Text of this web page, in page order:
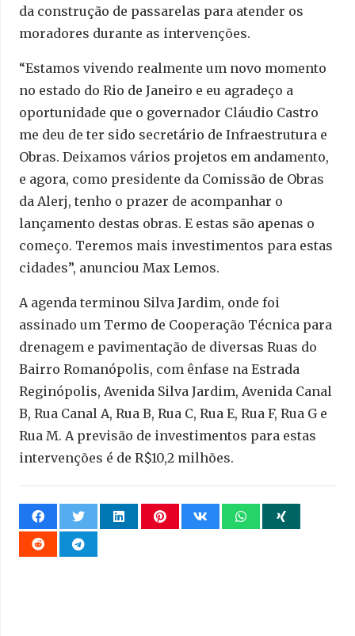
da construção de passarelas para atender os
moradores durante as intervenções.
“Estamos vivendo realmente um novo momento
no estado do Rio de Janeiro e eu agradeço a
oportunidade que o governador Cláudio Castro
me deu de ter sido secretário de Infraestrutura e
Obras. Deixamos vários projetos em andamento,
e agora, como presidente da Comissão de Obras
da Alerj, tenho o prazer de acompanhar o
lançamento destas obras. E estas são apenas o
começo. Teremos mais investimentos para estas
cidades”, anunciou Max Lemos.
A agenda terminou Silva Jardim, onde foi
assinado um Termo de Cooperação Técnica para
drenagem e pavimentação de diversas Ruas do
Bairro Romanópolis, com ênfase na Estrada
Reginópolis, Avenida Silva Jardim, Avenida Canal
B, Rua Canal A, Rua B, Rua C, Rua E, Rua F, Rua G e
Rua M. A previsão de investimentos para estas
intervenções é de R$10,2 milhões.